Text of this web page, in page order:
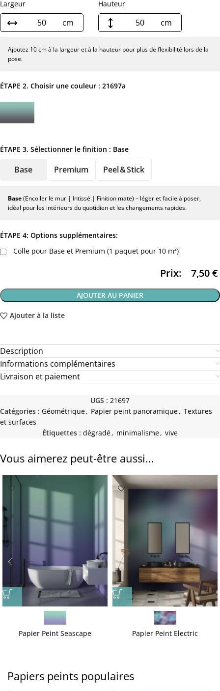
Largeur
cm
Hauteur
cm
Ajoutez 10 cm à la largeur et à la hauteur pour plus de flexibilité lors de la
pose.
ÉTAPE 2. Choisir une couleur : 21697a
ÉTAPE 3. Sélectionner le finition : Base
Base Premium Peel & Stick
Base(Encoller le mur | Intissé | Finition mate) – léger et facile à poser,
idéal pour les intérieurs du quotidien et les changements rapides.
ÉTAPE 4: Options supplémentaires:
Colle pour Base et Premium (1 paquet pour 10 m²)
Prix: 7,50€
AJOUTER AU PANIER
Ajouter à la liste
Description
Informations complémentaires
Livraison et paiement
UGS : 21697
Catégories : Géométrique, Papier peint panoramique, Textures
et surfaces
Étiquettes : dégradé, minimalisme, vive
Vous aimerez peut-être aussi…
Papier Peint Seascape Papier Peint Electric
Papiers peints populaires